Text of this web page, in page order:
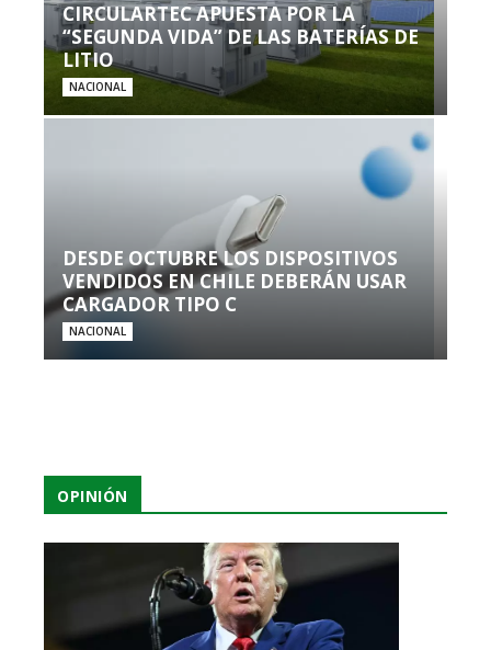
CIRCULARTEC APUESTA POR LA
“SEGUNDA VIDA” DE LAS BATERÍAS DE
LITIO
NACIONAL
DESDE OCTUBRE LOS DISPOSITIVOS
VENDIDOS EN CHILE DEBERÁN USAR
CARGADOR TIPO C
NACIONAL
OPINIÓN